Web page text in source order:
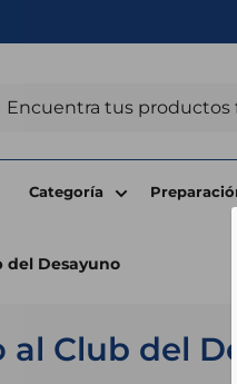
Categoría
del Desayuno
Club del